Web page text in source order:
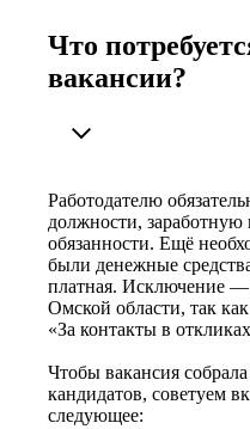
Что
вакансии?
Работодателю
должности, заработную
обязанности. Ещё
были денежные
платная. Исключение —
Омской области, так
«За контакты в
Чтобы вакансия
кандидатов, советуем
следующее: